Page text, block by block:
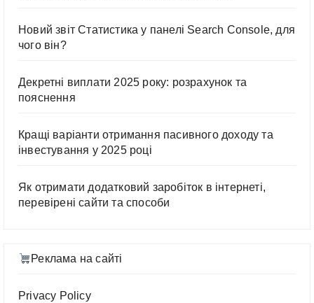
Новий звіт Статистика у панелі Search Console, для
чого він?
Декретні виплати 2025 року: розрахунок та
пояснення
Кращі варіанти отримання пасивного доходу та
інвестування у 2025 році
Як отримати додатковий заробіток в інтернеті,
перевірені сайти та способи
Реклама на сайті
Privacy Policy